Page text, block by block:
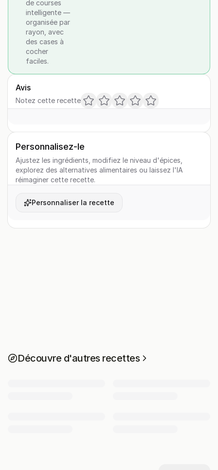
de courses
intelligente —
organisée par
rayon, avec
des cases à
cocher
faciles.
Avis
Notez cette recette
Personnalisez-le
Ajustez les ingrédients, modifiez le niveau d'épices,
explorez des alternatives alimentaires ou laissez l'IA
réimaginer cette recette.
Personnaliser la recette
Découvre d'autres recettes